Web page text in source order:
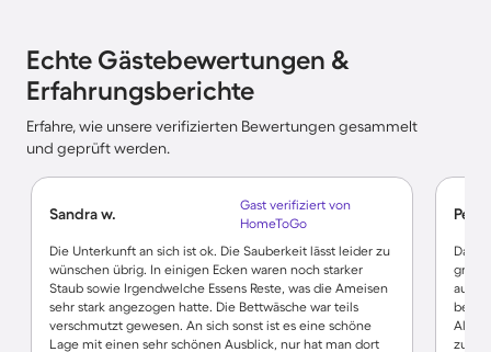
Echte Gästebewertungen &
Erfahrungsberichte
Erfahre, wie unsere verifizierten Bewertungen gesammelt
und geprüft werden.
Sandra w.
Gast verifiziert von
HomeToGo
Die Unterkunft an sich ist ok. Die Sauberkeit lässt leider zu
wünschen übrig. In einigen Ecken waren noch starker
Staub sowie Irgendwelche Essens Reste, was die Ameisen
sehr stark angezogen hatte. Die Bettwäsche war teils
verschmutzt gewesen. An sich sonst ist es eine schöne
Lage mit einen sehr schönen Ausblick, nur hat man dort
Das
auf
Alles
zu